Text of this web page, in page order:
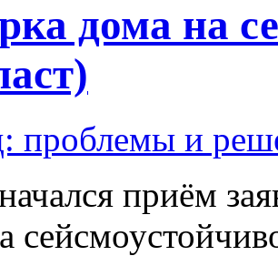
дома на
проблемы и
приём